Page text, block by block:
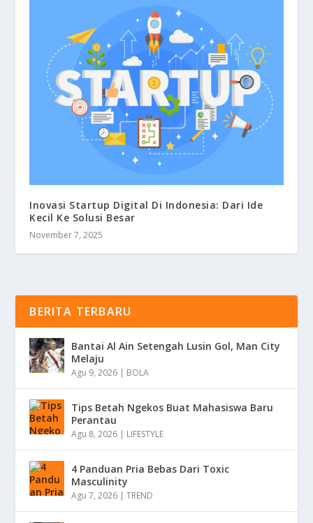
Inovasi Startup Digital Di Indonesia: Dari Ide
Kecil Ke Solusi Besar
November 7, 2025
BERITA TERBARU
Bantai Al Ain Setengah Lusin Gol, Man City
Melaju
Agu 9, 2026 | BOLA
Tips Betah Ngekos Buat Mahasiswa Baru
Perantau
Agu 8, 2026 | LIFESTYLE
4 Panduan Pria Bebas Dari Toxic
Masculinity
Agu 7, 2026 |TREND